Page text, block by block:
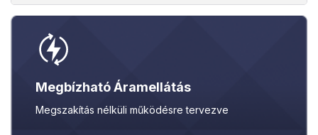
Megbízható Áramellátás
Megszakítás nélküli működésre tervezve